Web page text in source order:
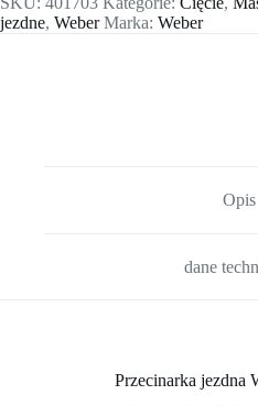
jezdne, Weber Marka: Weber
Opis
dane
Przecinarka jezdna